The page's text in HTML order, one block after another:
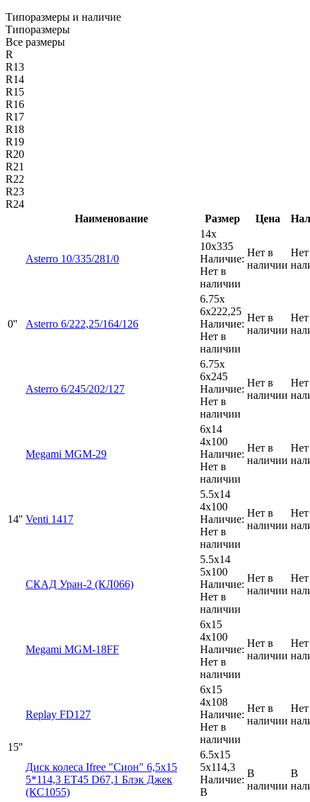
Типоразмеры и наличие
Типоразмеры
Все размеры
R
R13
R14
R15
R16
R17
R18
R19
R20
R21
R22
R23
R24
Наименование
Размер Цена
0''
Asterro 10/335/281/0
14x
10x335
Наличие:
Нет в
наличии
Нет в
наличии
Asterro 6/222,25/164/126
6.75x
6x222,25
Наличие:
Нет в
наличии
Нет в
наличии
Asterro 6/245/202/127
6.75x
6x245
Наличие:
Нет в
наличии
Нет в
наличии
14''
Megami MGM-29
6x14
4x100
Наличие:
Нет в
наличии
Нет в
наличии
Venti 1417
5.5x14
4x100
Наличие:
Нет в
наличии
Нет в
наличии
СКАД Уран-2 (КЛ066)
5.5x14
5x100
Наличие:
Нет в
наличии
Нет в
наличии
15''
Megami MGM-18FF
6x15
4x100
Наличие:
Нет в
наличии
Нет в
наличии
Replay FD127
6x15
4x108
Наличие:
Нет в
наличии
Нет в
наличии
Диск колеса Ifree "Сион" 6,5х15
5*114,3 ЕТ45 D67,1 Блэк Джек
(КС1055)
6.5x15
5x114,3
Наличие:
В
В
наличии
В